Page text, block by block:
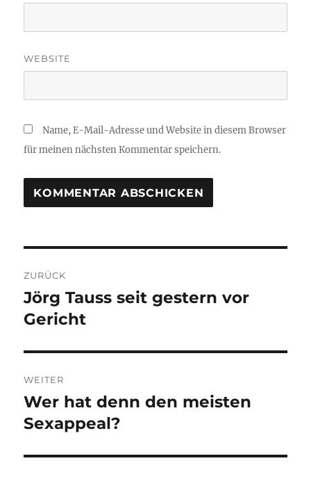
WEBSITE
Name, E-Mail-Adresse und Website in diesem Browser
für meinen nächsten Kommentar speichern.
ZURÜCK
Vorheriger
Beitrag:
Jörg Tauss seit gestern vor
Gericht
WEITER
Nächster
Beitrag:
Wer hat denn den meisten
Sexappeal?